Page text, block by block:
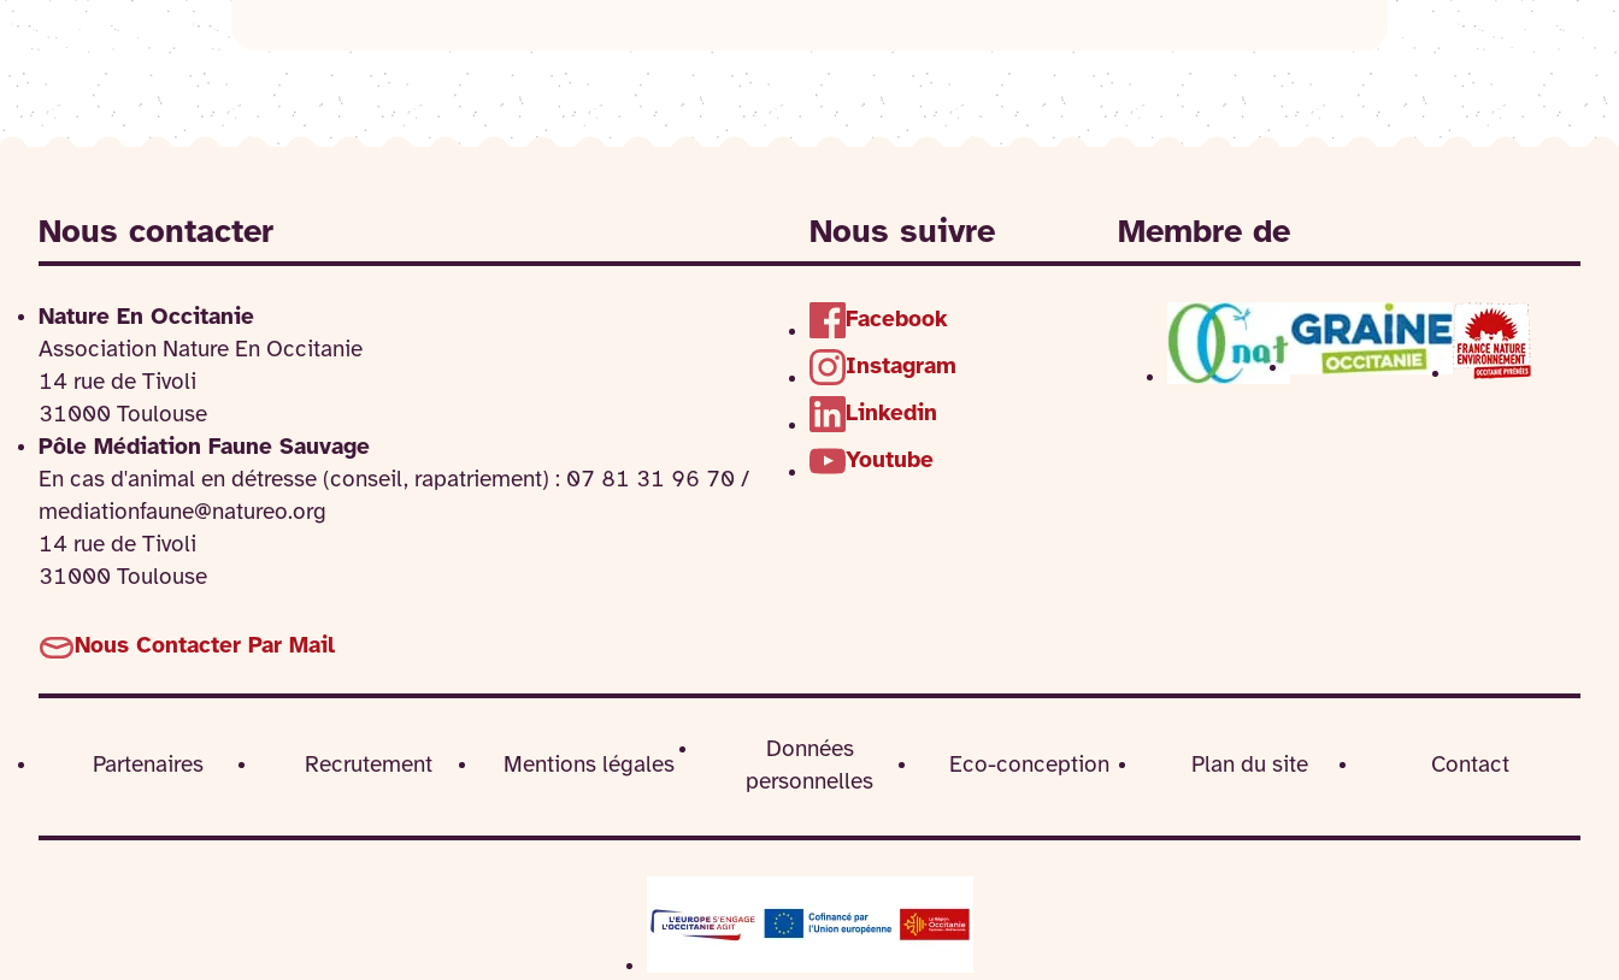
Nous contacter
Nature En Occitanie
Association Nature En Occitanie
14 rue de Tivoli
31000 Toulouse
Pôle Médiation Faune Sauvage
En cas d'animal en détresse (conseil, rapatriement) : 07 81 31 96 70 /
mediationfaune@natureo.org
14 rue de Tivoli
31000 Toulouse
Nous Contacter Par Mail
Nous suivre
Facebook
Instagram
Linkedin
Youtube
Membre de
Partenaires Recrutement Mentions légales
Données
personnelles
Eco-conception Plan du site Contact